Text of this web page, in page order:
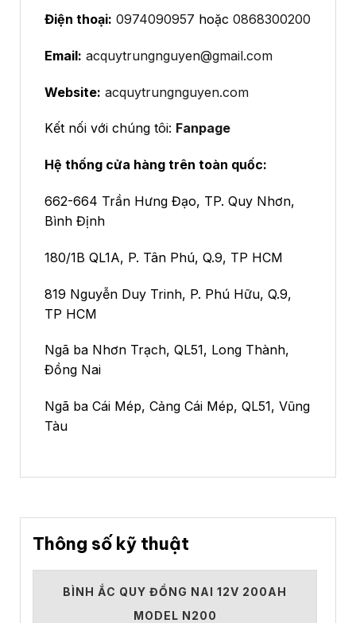
Điện thoại: 0974090957 hoặc 0868300200
Email: acquytrungnguyen@gmail.com
Website: acquytrungnguyen.com
Kết nối với chúng tôi: Fanpage
Hệ thống cửa hàng trên toàn quốc:
662-664 Trần Hưng Đạo, TP. Quy Nhơn,
Bình Định
180/1B QL1A, P. Tân Phú, Q.9, TP HCM
819 Nguyễn Duy Trinh, P. Phú Hữu, Q.9,
TP HCM
Ngã ba Nhơn Trạch, QL51, Long Thành,
Đồng Nai
Ngã ba Cái Mép, Cảng Cái Mép, QL51, Vũng
Tàu
Thông số kỹ thuật
BÌNH ẮC QUY ĐỒNG NAI 12V 200AH
MODEL N200